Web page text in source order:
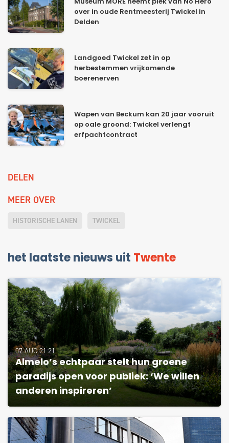
Museum MORE neemt plek van No Hero
over in oude Rentmeesterij Twickel in
Delden
Landgoed Twickel zet in op
herbestemmen vrijkomende
boerenerven
Wapen van Beckum kan 20 jaar vooruit
op oale groond: Twickel verlengt
erfpachtcontract
DELEN
MEER OVER
HISTORISCHE LANEN TWICKEL
het laatste nieuws uit Twente
07 AUG 21:21
Almelo’s echtpaar stelt hun groene
paradijs open voor publiek: ‘We willen
anderen inspireren’